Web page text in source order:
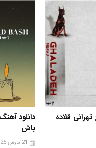
قلاده
دانلود
باش
21 مارس 2025